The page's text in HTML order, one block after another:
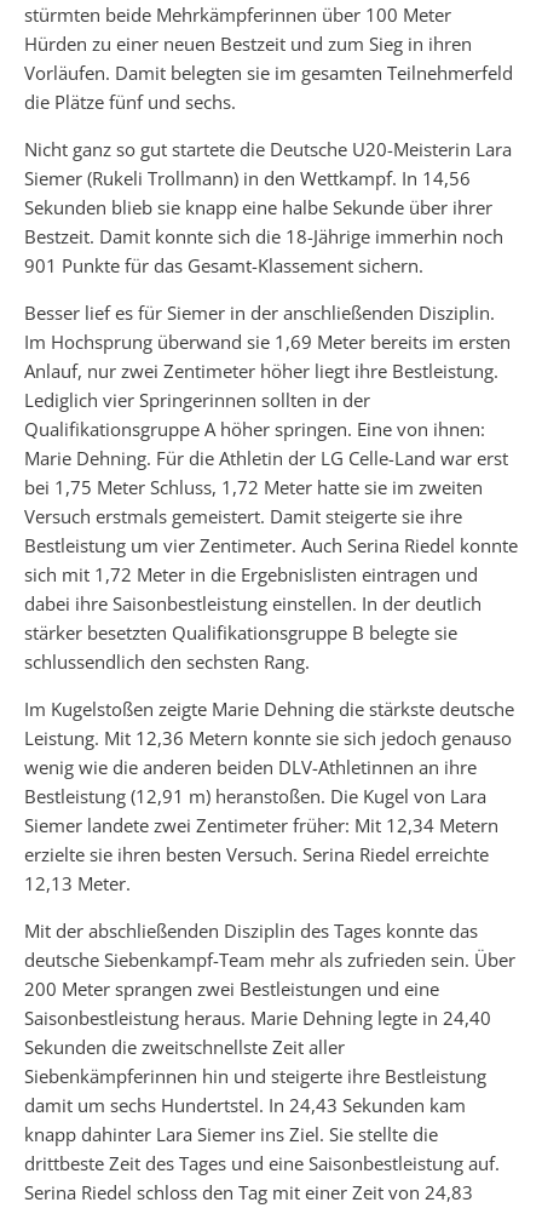
stürmten beide Mehrkämpferinnen über 100 Meter
Hürden zu einer neuen Bestzeit und zum Sieg in ihren
Vorläufen. Damit belegten sie im gesamten Teilnehmerfeld
die Plätze fünf und sechs.
Nicht ganz so gut startete die Deutsche U20-Meisterin Lara
Siemer (Rukeli Trollmann) in den Wettkampf. In 14,56
Sekunden blieb sie knapp eine halbe Sekunde über ihrer
Bestzeit. Damit konnte sich die 18-Jährige immerhin noch
901 Punkte für das Gesamt-Klassement sichern.
Besser lief es für Siemer in der anschließenden Disziplin.
Im Hochsprung überwand sie 1,69 Meter bereits im ersten
Anlauf, nur zwei Zentimeter höher liegt ihre Bestleistung.
Lediglich vier Springerinnen sollten in der
Qualifikationsgruppe A höher springen. Eine von ihnen:
Marie Dehning. Für die Athletin der LG Celle-Land war erst
bei 1,75 Meter Schluss, 1,72 Meter hatte sie im zweiten
Versuch erstmals gemeistert. Damit steigerte sie ihre
Bestleistung um vier Zentimeter. Auch Serina Riedel konnte
sich mit 1,72 Meter in die Ergebnislisten eintragen und
dabei ihre Saisonbestleistung einstellen. In der deutlich
stärker besetzten Qualifikationsgruppe B belegte sie
schlussendlich den sechsten Rang.
Im Kugelstoßen zeigte Marie Dehning die stärkste deutsche
Leistung. Mit 12,36 Metern konnte sie sich jedoch genauso
wenig wie die anderen beiden DLV-Athletinnen an ihre
Bestleistung (12,91 m) heranstoßen. Die Kugel von Lara
Siemer landete zwei Zentimeter früher: Mit 12,34 Metern
erzielte sie ihren besten Versuch. Serina Riedel erreichte
12,13 Meter.
Mit der abschließenden Disziplin des Tages konnte das
deutsche Siebenkampf-Team mehr als zufrieden sein. Über
200 Meter sprangen zwei Bestleistungen und eine
Saisonbestleistung heraus. Marie Dehning legte in 24,40
Sekunden die zweitschnellste Zeit aller
Siebenkämpferinnen hin und steigerte ihre Bestleistung
damit um sechs Hundertstel. In 24,43 Sekunden kam
knapp dahinter Lara Siemer ins Ziel. Sie stellte die
drittbeste Zeit des Tages und eine Saisonbestleistung auf.
Serina Riedel schloss den Tag mit einer Zeit von 24,83